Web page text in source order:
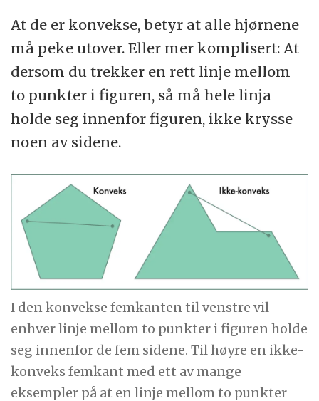
At de er konvekse, betyr at alle hjørnene
må peke utover. Eller mer komplisert: At
dersom du trekker en rett linje mellom
to punkter i figuren, så må hele linja
holde seg innenfor figuren, ikke krysse
noen av sidene.
I den konvekse femkanten til venstre vil
enhver linje mellom to punkter i figuren holde
seg innenfor de fem sidene. Til høyre en ikke-
konveks femkant med ett av mange
eksempler på at en linje mellom to punkter